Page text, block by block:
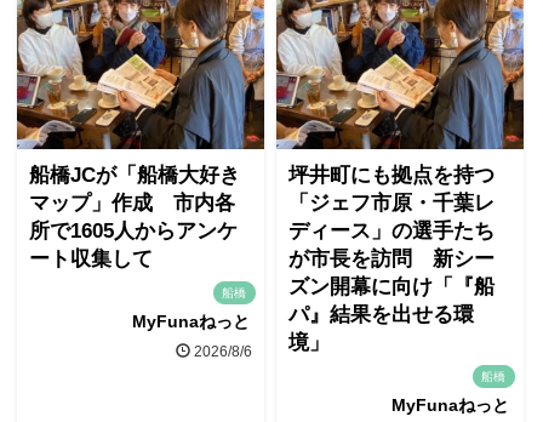
船橋JCが「船橋大好き
マップ」作成 市内各
所で1605人からアンケ
ート収集して
船橋
MyFunaねっと
2026/8/6
坪井町にも拠点を持つ
「ジェフ市原・千葉レ
ディース」の選手たち
が市長を訪問 新シー
ズン開幕に向け「『船
パ』結果を出せる環
境」
船橋
MyFunaねっと